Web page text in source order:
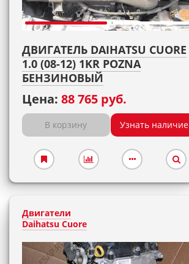
ДВИГАТЕЛЬ DAIHATSU CUORE
1.0 (08-12) 1KR POZNA
БЕНЗИНОВЫЙ
Цена: 88 765 руб.
В корзину Узнать наличие
Двигатели
Daihatsu Cuore